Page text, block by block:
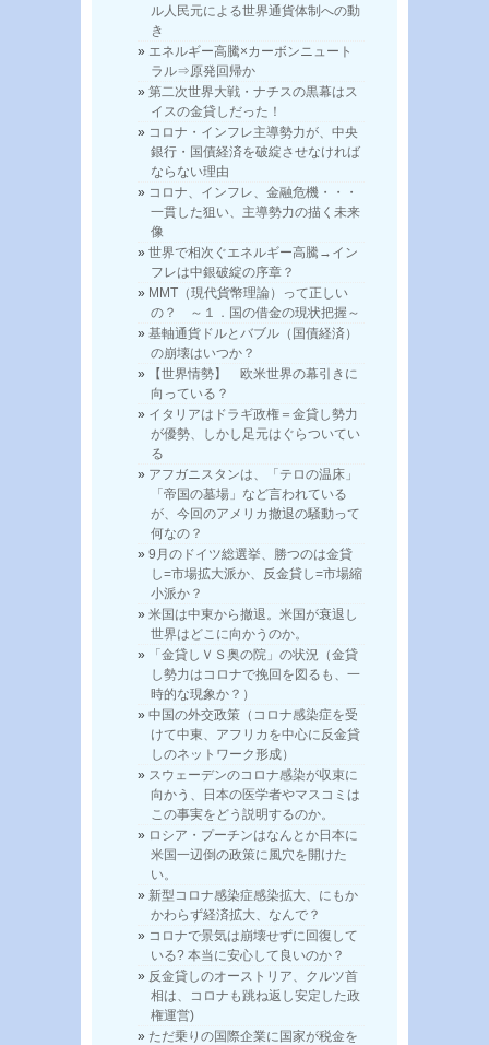
ル人民元による世界通貨体制への動
き
エネルギー高騰×カーボンニュート
ラル⇒原発回帰か
第二次世界大戦・ナチスの黒幕はス
イスの金貸しだった！
コロナ・インフレ主導勢力が、中央
銀行・国債経済を破綻させなければ
ならない理由
コロナ、インフレ、金融危機・・・
一貫した狙い、主導勢力の描く未来
像
世界で相次ぐエネルギー高騰→イン
フレは中銀破綻の序章？
MMT（現代貨幣理論）って正しい
の？ ～１．国の借金の現状把握～
基軸通貨ドルとバブル（国債経済）
の崩壊はいつか？
【世界情勢】 欧米世界の幕引きに
向っている？
イタリアはドラギ政権＝金貸し勢力
が優勢、しかし足元はぐらついてい
る
アフガニスタンは、「テロの温床」
「帝国の墓場」など言われている
が、今回のアメリカ撤退の騒動って
何なの？
9月のドイツ総選挙、勝つのは金貸
し=市場拡大派か、反金貸し=市場縮
小派か？
米国は中東から撤退。米国が衰退し
世界はどこに向かうのか。
「金貸しＶＳ奥の院」の状況（金貸
し勢力はコロナで挽回を図るも、一
時的な現象か？）
中国の外交政策（コロナ感染症を受
けて中東、アフリカを中心に反金貸
しのネットワーク形成）
スウェーデンのコロナ感染が収束に
向かう、日本の医学者やマスコミは
この事実をどう説明するのか。
ロシア・プーチンはなんとか日本に
米国一辺倒の政策に風穴を開けた
い。
新型コロナ感染症感染拡大、にもか
かわらず経済拡大、なんで？
コロナで景気は崩壊せずに回復して
いる? 本当に安心して良いのか？
反金貸しのオーストリア、クルツ首
相は、コロナも跳ね返し安定した政
権運営)
ただ乗りの国際企業に国家が税金を